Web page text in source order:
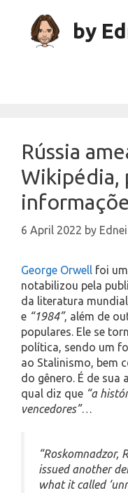
content
by
Rússia
Wikipédia,
6 April 2022 by
George Orwell foi
notabilizou pela
da literatura
e “1984”, além de
populares. Ele se
política, sendo um
ao Stalinismo, bem
do gênero. É de sua
qual diz que “a
vencedores”…
“Roskomnadzor,
issued another
what it called